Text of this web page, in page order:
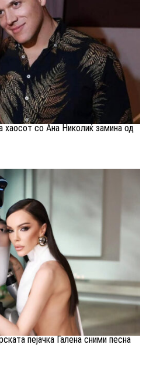
хаосот со Ана Николиќ замина од
пејачка Галена сними песна